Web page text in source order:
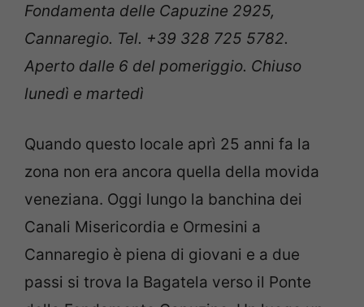
Fondamenta delle Capuzine 2925,
Cannaregio. Tel. +39 328 725 5782.
Aperto dalle 6 del pomeriggio. Chiuso
lunedì e martedì
Quando questo locale aprì 25 anni fa la
zona non era ancora quella della movida
veneziana. Oggi lungo la banchina dei
Canali Misericordia e Ormesini a
Cannaregio è piena di giovani e a due
passi si trova la Bagatela verso il Ponte